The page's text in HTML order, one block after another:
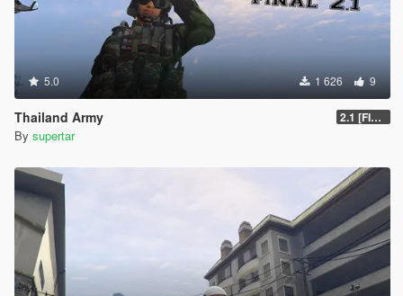
5.0 1 626 9
Thailand Army 2.1 [FINAL]
By supertar